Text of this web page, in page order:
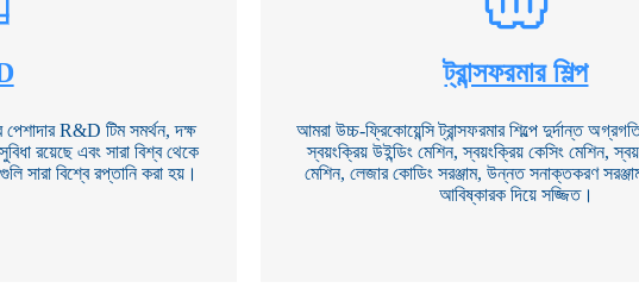
পেশাদার R&D টিম সমর্থন, দক্ষ
রয়েছে এবং সারা বিশ্ব থেকে
সারা বিশ্বে রপ্তানি করা হয়।
ট্রান্সফরমার শিল্প
আমরা উচ্চ-ফ্রিকোয়েন্সি ট্রান্সফরমার শিল্পে দুর্দান্ত
স্বয়ংক্রিয় উইন্ডিং মেশিন, স্বয়ংক্রিয় কেসিং মেশিন,
মেশিন, লেজার কোডিং সরঞ্জাম, উন্নত সনাক্তকরণ
আবিষ্কারক দিয়ে সজ্জিত।